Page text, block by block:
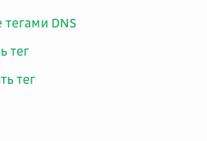
тегами DNS
тег
тег